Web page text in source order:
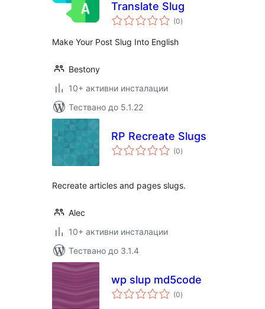
Translate Slug
(0общо
оценки
)
Make Your Post Slug Into English
Bestony
10+ активни инсталации
Тествано до 5.1.22
RP Recreate Slugs
(0общо
оценки
)
Recreate articles and pages slugs.
Alec
10+ активни инсталации
Тествано до 3.1.4
wp slup md5code
(0общо
оценки
)